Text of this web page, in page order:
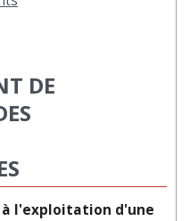
DE
à l'exploitation d'une